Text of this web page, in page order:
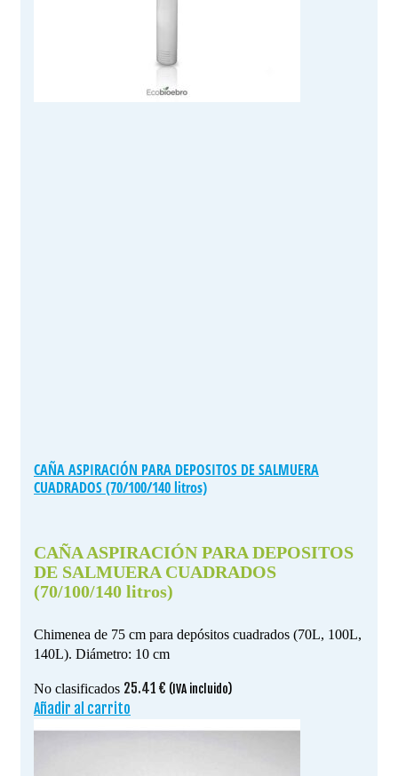
CAÑA ASPIRACIÓN PARA DEPOSITOS DE SALMUERA
CUADRADOS (70/100/140 litros)
CAÑA ASPIRACIÓN PARA DEPOSITOS
DE SALMUERA CUADRADOS
(70/100/140 litros)
Chimenea de 75 cm para depósitos cuadrados (70L, 100L,
140L). Diámetro: 10 cm
No clasificados 25.41 € (IVA incluido)
Añadir al carrito